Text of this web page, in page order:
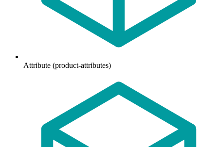
Attribute (product-attributes)